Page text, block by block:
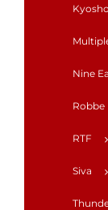
Nine
Robbe
RTF
Siva